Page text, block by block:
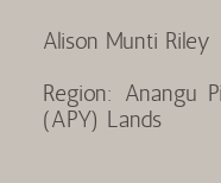
Alison Munti Riley
Region: Anangu
(APY) Lands